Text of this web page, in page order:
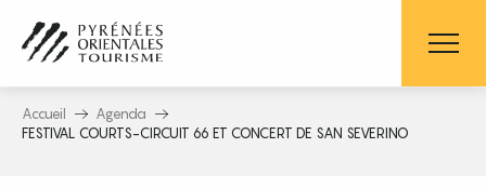
contenu
principal
Accueil
Agenda
FESTIVAL COURTS-CIRCUIT 66 ET CONCERT DE SAN SEVERINO